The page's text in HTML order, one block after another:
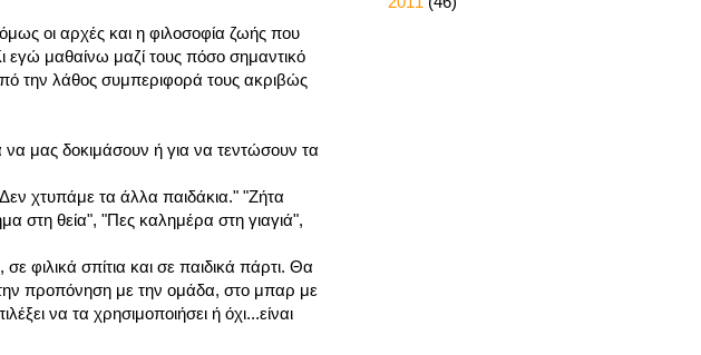
οι αρχές και η φιλοσοφία ζωής που
εγώ μαθαίνω μαζί τους πόσο σημαντικό
την λάθος συμπεριφορά τους ακριβώς
μας δοκιμάσουν ή για να τεντώσουν τα
χτυπάμε τα άλλα παιδάκια." "Ζήτα
στη θεία", "Πες καλημέρα στη γιαγιά",
φιλικά σπίτια και σε παιδικά πάρτι. Θα
προπόνηση με την ομάδα, στο μπαρ με
να τα χρησιμοποιήσει ή όχι...είναι